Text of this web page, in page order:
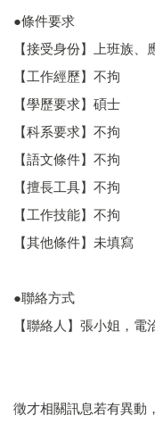
●條件要求
【接受身份】上班族、
【工作經歷】不拘
【學歷要求】碩士
【科系要求】不拘
【語文條件】不拘
【擅長工具】不拘
【工作技能】不拘
【其他條件】未填寫
●聯絡方式
【聯絡人】張小姐，電
徵才相關訊息若有異動